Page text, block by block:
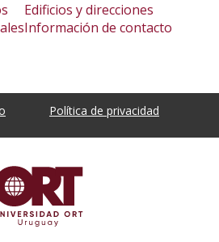
Edificios y direcciones
Información de contacto
Política de privacidad